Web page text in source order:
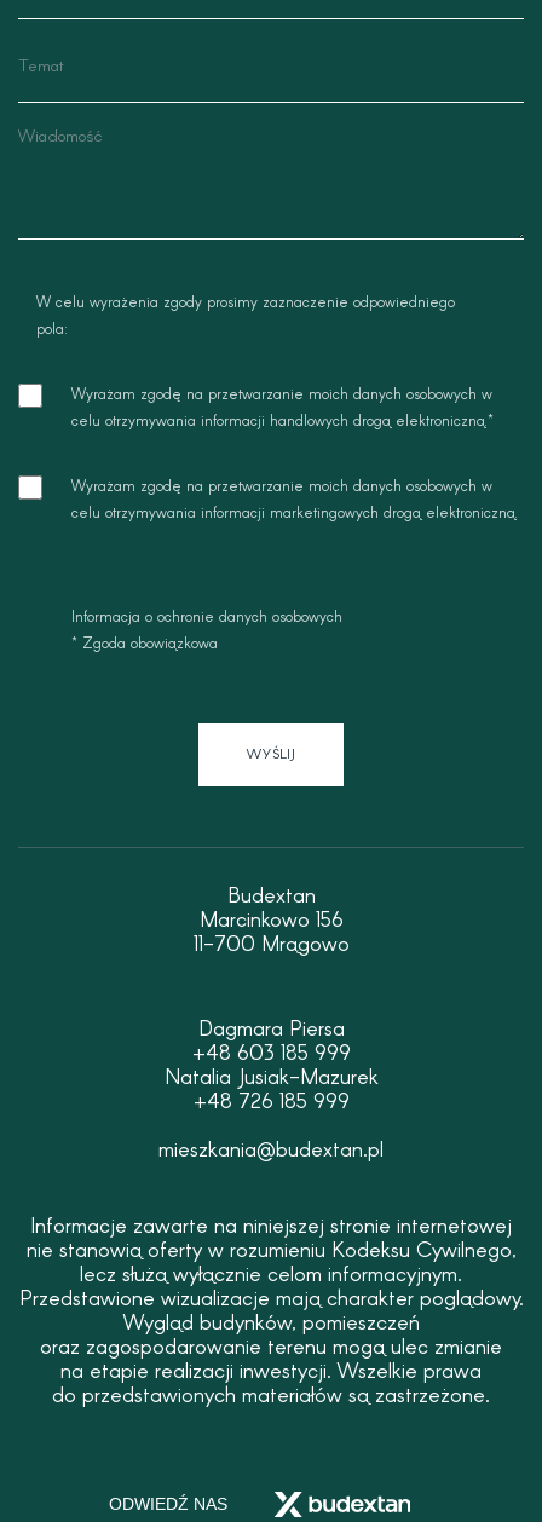
wiadomosc
W celu wyrażenia zgody prosimy zaznaczenie odpowiedniego
pola:
zgoda
Wyrażam zgodę na przetwarzanie moich danych osobowych w
celu otrzymywania informacji handlowych drogą elektroniczną.*
zgoda
Wyrażam zgodę na przetwarzanie moich danych osobowych w
celu otrzymywania informacji marketingowych drogą elektroniczną.
Informacja o ochronie danych osobowych
* Zgoda obowiązkowa
WYŚLIJ
Budextan
Marcinkowo 156
11-700 Mrągowo
Dagmara Piersa
+48 603 185 999
Natalia Jusiak-Mazurek
+48 726 185 999
mieszkania@budextan.pl
Informacje zawarte na niniejszej stronie internetowej
nie stanowią oferty w rozumieniu Kodeksu Cywilnego,
lecz służą wyłącznie celom informacyjnym.
Przedstawione wizualizacje mają charakter poglądowy.
Wygląd budynków, pomieszczeń
oraz zagospodarowanie terenu mogą ulec zmianie
na etapie realizacji inwestycji. Wszelkie prawa
do przedstawionych materiałów są zastrzeżone.
ODWIEDŹ NAS